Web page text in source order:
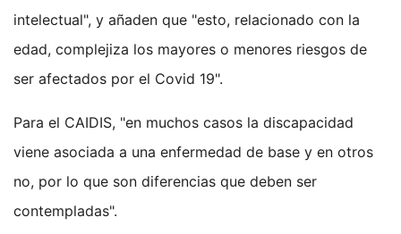
intelectual", y añaden que "esto, relacionado con la
edad, complejiza los mayores o menores riesgos de
ser afectados por el Covid 19".
Para el CAIDIS, "en muchos casos la discapacidad
viene asociada a una enfermedad de base y en otros
no, por lo que son diferencias que deben ser
contempladas".